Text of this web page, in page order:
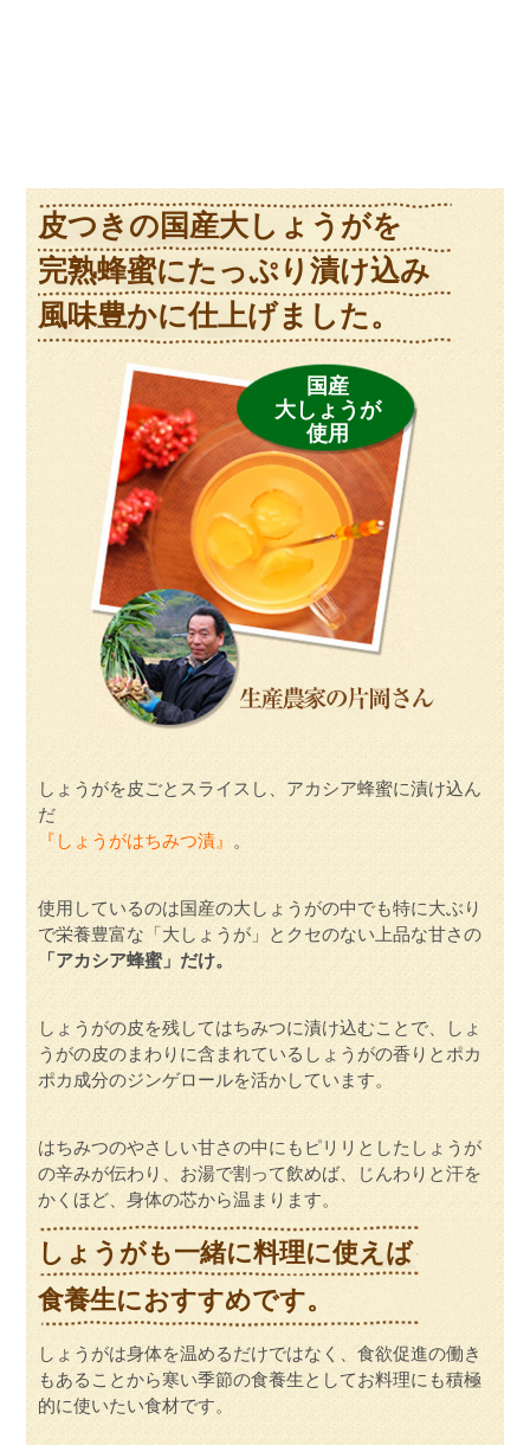
皮つきの国産大しょうがを
完熟蜂蜜にたっぷり漬け込み
風味豊かに仕上げました。
国産
大しょうが
使用
しょうがを皮ごとスライスし、アカシア蜂蜜に漬け込ん
だ
『しょうがはちみつ漬』 。
使用しているのは国産の大しょうがの中でも特に大ぶり
で栄養豊富な「大しょうが」とクセのない上品な甘さの
「アカシア蜂蜜」だけ。
しょうがの皮を残してはちみつに漬け込むことで、しょ
うがの皮のまわりに含まれているしょうがの香りとポカ
ポカ成分のジンゲロールを活かしています。
はちみつのやさしい甘さの中にもピリリとしたしょうが
の辛みが伝わり、お湯で割って飲めば、じんわりと汗を
かくほど、身体の芯から温まります。
しょうがも一緒に料理に使えば
食養生におすすめです。
しょうがは身体を温めるだけではなく、食欲促進の働き
もあることから寒い季節の食養生としてお料理にも積極
的に使いたい食材です。